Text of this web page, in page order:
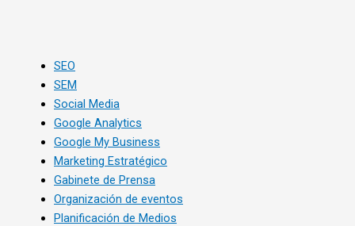
SEO
SEM
Social Media
Google Analytics
Google My Business
Marketing Estratégico
Gabinete de Prensa
Organización de eventos
Planificación de Medios